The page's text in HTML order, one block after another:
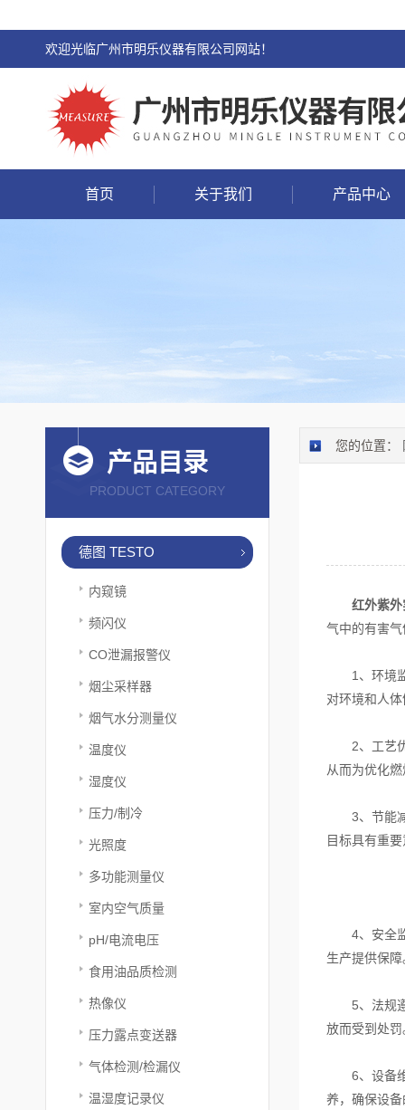
欢迎光临广州市明乐仪器有限公司网站！
首页 关于我们 产品中心
产品目录
PRODUCT CATEGORY
德图 TESTO
内窥镜
频闪仪
CO泄漏报警仪
烟尘采样器
烟气水分测量仪
温度仪
湿度仪
压力/制冷
光照度
多功能测量仪
室内空气质量
pH/电流电压
食用油品质检测
热像仪
压力露点变送器
气体检测/检漏仪
温湿度记录仪
您的位置：
红外紫
气中的有害
1、环境监
对环境和人
2、工艺优
从而为优化
3、节能减
目标具有重
4、安全监
生产提供保障
5、法规遵
放而受到处罚
6、设备维
养，确保设